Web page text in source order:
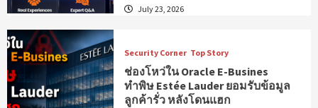
July 23, 2026
Security Corner Top Story
ช่องโหว่ใน Oracle E-Busines
ทำพิษ Estée Lauder ยอมรับข้อมูล
ลูกค้ารั่ว หลังโดนแฮก